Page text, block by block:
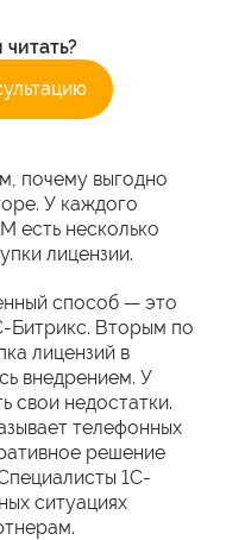
почему выгодно
У каждого
есть несколько
лицензии.
способ — это
Битрикс. Вторым по
лицензий в
внедрением. У
свои недостатки.
телефонных
решение
1С-
ситуациях